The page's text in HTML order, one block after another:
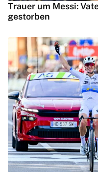
Trauer um Messi:
gestorben